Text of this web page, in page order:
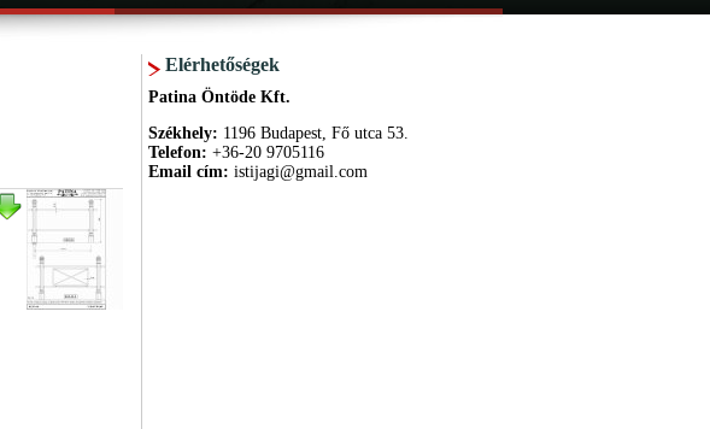
Elérhetőségek
Patina Öntöde Kft.
Székhely: 1196 Budapest, Fő utca 53.
Telefon: +36-20 9705116
Email cím: istijagi@gmail.com